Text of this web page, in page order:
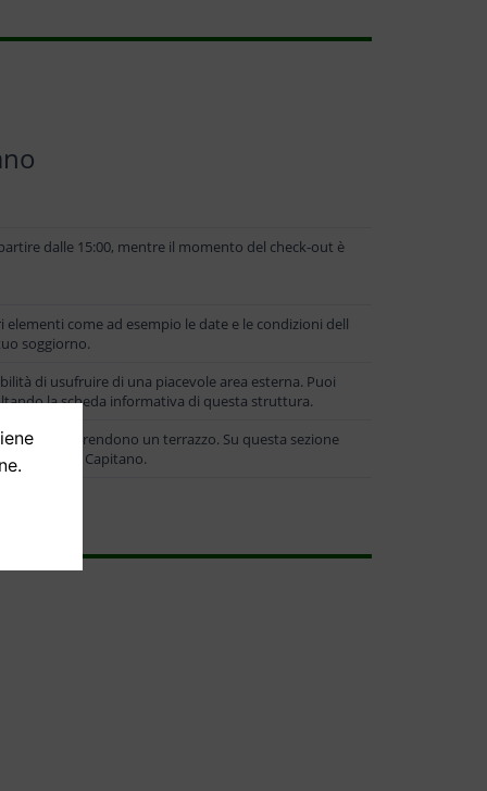
dalle 15:00, mentre il momento del check-out è
come ad esempio le date e le condizioni dell
soggiorno.
di usufruire di una piacevole area esterna. Puoi
la scheda informativa di questa struttura.
che comprendono un terrazzo. Su questa sezione
Dimora del Capitano.